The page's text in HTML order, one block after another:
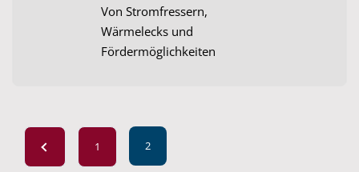
Von Stromfressern,
Wärmelecks und
Fördermöglichkeiten
1 2